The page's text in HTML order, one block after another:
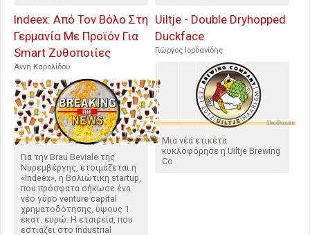
Indeex: Από Τον Βόλο Στη
Γερμανία Με Προϊόν Για
Smart Ζυθοποιίες
Άννη Καρολίδου
Για την Brau Beviale της
Νυρεμβέργης, ετοιμάζεται η
«Indeex», η Bολιώτικη startup,
που πρόσφατα σήκωσε ένα
νέο γύρο venture capital
χρηματοδότησης, ύψους 1
εκατ. ευρώ. Η εταιρεία, που
εστιάζει στο industrial
Uiltje - Double Dryhopped
Duckface
Γιώργος Ιορδανίδης
Μια νέα ετικέτα
κυκλοφόρησε η Uiltje Brewing
Co.